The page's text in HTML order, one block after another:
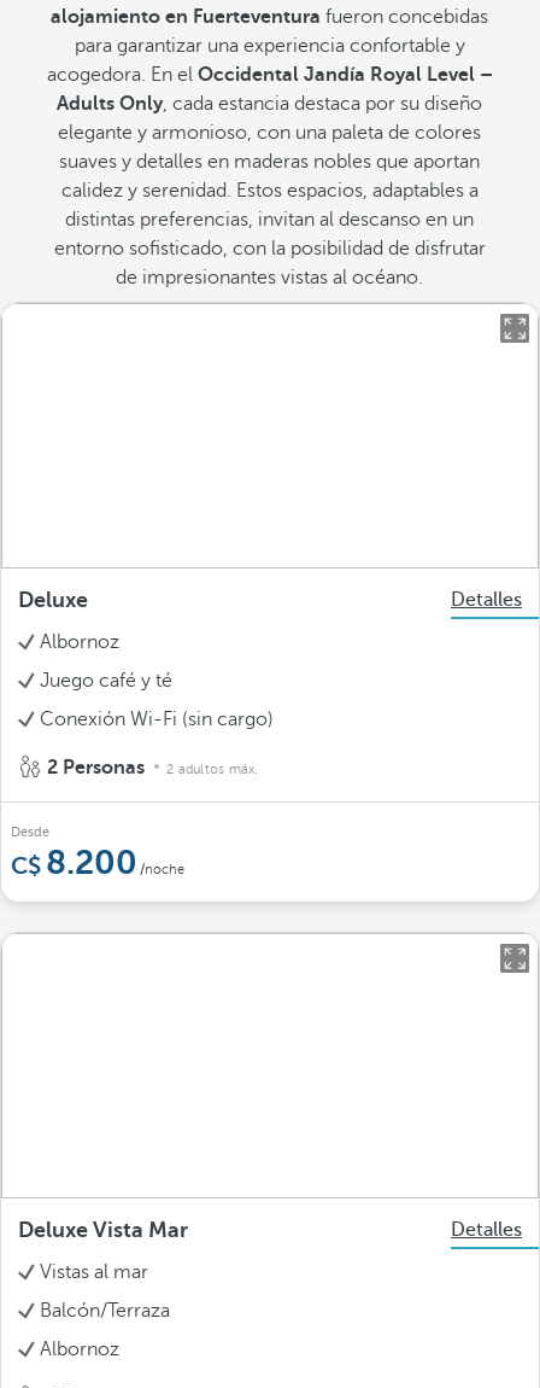
alojamiento en Fuerteventura fueron concebidas
para garantizar una experiencia confortable y
acogedora. En el Occidental Jandía Royal Level –
Adults Only , cada estancia destaca por su diseño
elegante y armonioso, con una paleta de colores
suaves y detalles en maderas nobles que aportan
calidez y serenidad. Estos espacios, adaptables a
distintas preferencias, invitan al descanso en un
entorno sofisticado, con la posibilidad de disfrutar
de impresionantes vistas al océano.
Deluxe
Detalles
Albornoz
Juego café y té
Conexión Wi-Fi (sin cargo)
2 Personas 2 adultos máx.
Desde
8.200 /noche
Deluxe Vista Mar
Detalles
Vistas al mar
Balcón/Terraza
Albornoz